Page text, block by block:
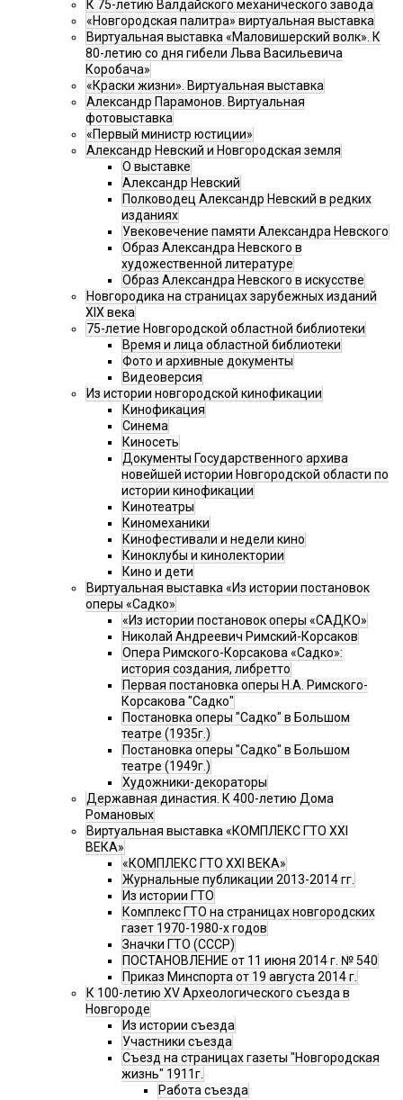
К 75-летию Валдайского механического завода
«Новгородская палитра» виртуальная выставка
Виртуальная выставка «Маловишерский волк». К
80-летию со дня гибели Льва Васильевича
Коробача»
«Краски жизни». Виртуальная выставка
Александр Парамонов. Виртуальная
фотовыставка
«Первый министр юстиции»
Александр Невский и Новгородская земля
О выставке
Александр Невский
Полководец Александр Невский в редких
изданиях
Увековечение памяти Александра Невского
Образ Александра Невского в
художественной литературе
Образ Александра Невского в искусстве
Новгородика на страницах зарубежных изданий
XIX века
75-летие Новгородской областной библиотеки
Время и лица областной библиотеки
Фото и архивные документы
Видеоверсия
Из истории новгородской кинофикации
Кинофикация
Синема
Киносеть
Документы Государственного архива
новейшей истории Новгородской области по
истории кинофикации
Кинотеатры
Киномеханики
Кинофестивали и недели кино
Киноклубы и кинолектории
Кино и дети
Виртуальная выставка «Из истории постановок
оперы «Садко»
«Из истории постановок оперы «САДКО»
Николай Андреевич Римский-Корсаков
Опера Римского-Корсакова «Садко»:
история создания, либретто
Первая постановка оперы Н.А. Римского-
Корсакова "Садко"
Постановка оперы "Садко" в Большом
театре (1935г.)
Постановка оперы "Садко" в Большом
театре (1949г.)
Художники-декораторы
Державная династия. К 400-летию Дома
Романовых
Виртуальная выставка «КОМПЛЕКС ГТО XXI
ВЕКА»
«КОМПЛЕКС ГТО XXI ВЕКА»
Журнальные публикации 2013-2014 гг.
Из истории ГТО
Комплекс ГТО на страницах новгородских
газет 1970-1980-х годов
Значки ГТО (СССР)
ПОСТАНОВЛЕНИЕ от 11 июня 2014 г. № 540
Приказ Минспорта от 19 августа 2014 г.
К 100-летию XV Археологического съезда в
Новгороде
Из истории съезда
Участники съезда
Cъезд на страницах газеты "Новгородская
жизнь" 1911г.
Работа съезда